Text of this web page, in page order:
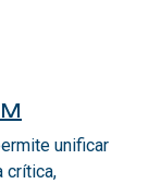
unificar
crítica,